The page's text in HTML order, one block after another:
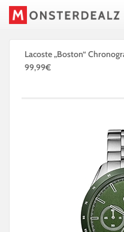
Lacoste „Boston“
99,99€